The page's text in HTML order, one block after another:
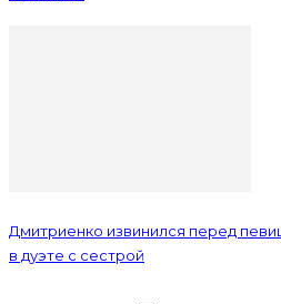
Дмитриенко извинился перед
в дуэте с сестрой